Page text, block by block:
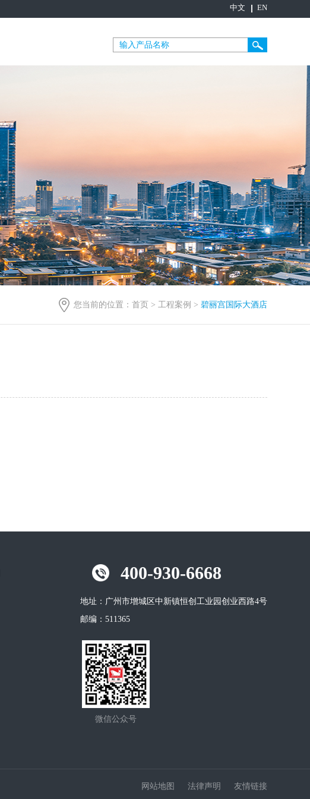
中文 EN
您当前的位置： 首页 > 工程案例 > 碧丽宫国际大酒店
400-930-6668
地址： 广州市增城区中新镇恒创工业园创业西路4号
邮编： 511365
微信公众号
网站地图 法律声明 友情链接